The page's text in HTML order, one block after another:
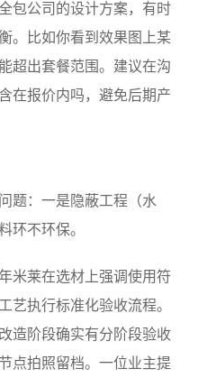
包公司的设计方案，有时
。比如你看到效果图上某
超出套餐范围。建议在沟
在报价内吗，避免后期产
题：一是隐蔽工程（水
环不环保。
米莱在选材上强调使用符
艺执行标准化验收流程。
造阶段确实有分阶段验收
点拍照留档。一位业主提